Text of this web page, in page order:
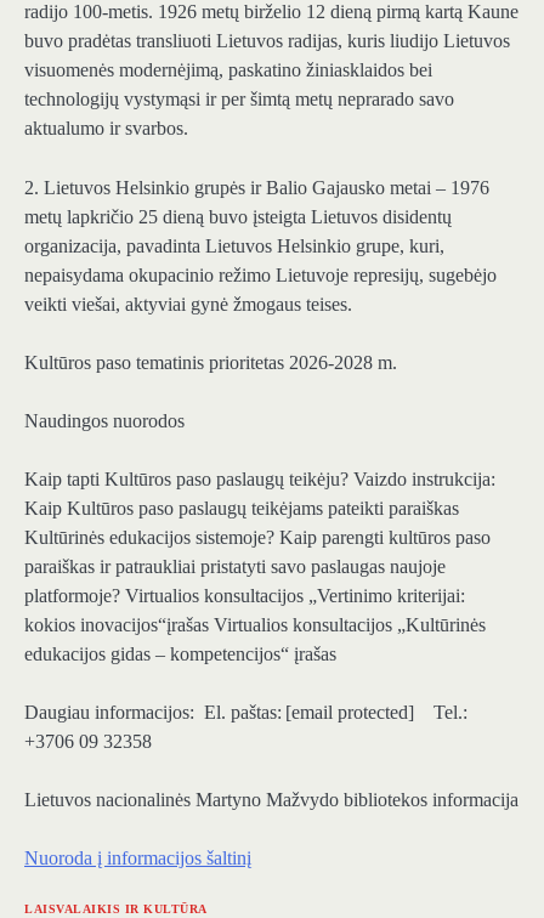
radijo 100-metis. 1926 metų birželio 12 dieną pirmą kartą Kaune
buvo pradėtas transliuoti Lietuvos radijas, kuris liudijo Lietuvos
visuomenės modernėjimą, paskatino žiniasklaidos bei
technologijų vystymąsi ir per šimtą metų neprarado savo
aktualumo ir svarbos.
2. Lietuvos Helsinkio grupės ir Balio Gajausko metai – 1976
metų lapkričio 25 dieną buvo įsteigta Lietuvos disidentų
organizacija, pavadinta Lietuvos Helsinkio grupe, kuri,
nepaisydama okupacinio režimo Lietuvoje represijų, sugebėjo
veikti viešai, aktyviai gynė žmogaus teises.
Kultūros paso tematinis prioritetas 2026-2028 m.
Naudingos nuorodos
Kaip tapti Kultūros paso paslaugų teikėju? Vaizdo instrukcija:
Kaip Kultūros paso paslaugų teikėjams pateikti paraiškas
Kultūrinės edukacijos sistemoje? Kaip parengti kultūros paso
paraiškas ir patraukliai pristatyti savo paslaugas naujoje
platformoje? Virtualios konsultacijos „Vertinimo kriterijai:
kokios inovacijos“įrašas Virtualios konsultacijos „Kultūrinės
edukacijos gidas – kompetencijos“ įrašas
Daugiau informacijos: El. paštas: [email protected] Tel.:
+3706 09 32358
Lietuvos nacionalinės Martyno Mažvydo bibliotekos informacija
Nuoroda į informacijos šaltinį
LAISVALAIKIS IR KULTŪRA